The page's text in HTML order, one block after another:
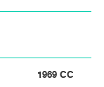
1969 CC